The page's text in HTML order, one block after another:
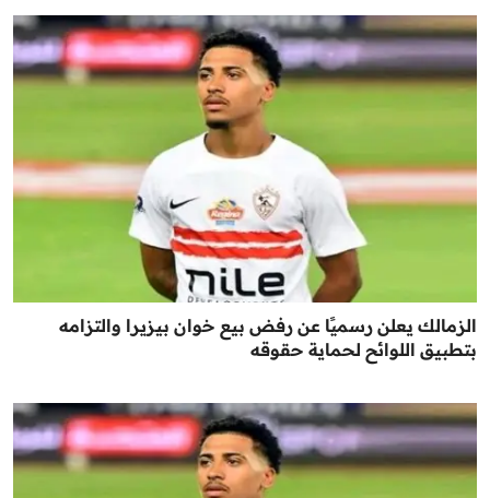
الزمالك يعلن رسميًا عن رفض بيع خوان بيزيرا والتزامه
بتطبيق اللوائح لحماية حقوقه